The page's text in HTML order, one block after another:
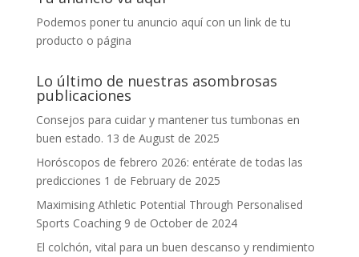
Podemos poner tu anuncio aquí con un link de tu
producto o página
Lo último de nuestras asombrosas
publicaciones
Consejos para cuidar y mantener tus tumbonas en
buen estado. 13 de August de 2025
Horóscopos de febrero 2026: entérate de todas las
predicciones 1 de February de 2025
Maximising Athletic Potential Through Personalised
Sports Coaching 9 de October de 2024
El colchón, vital para un buen descanso y rendimiento